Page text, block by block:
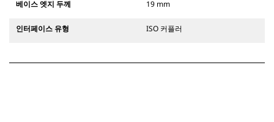
베이스 엣지 두께 19 mm
인터페이스 유형 ISO 커플러